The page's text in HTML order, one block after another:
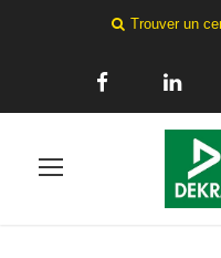
Trouver un